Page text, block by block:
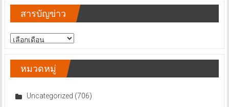
สารบัญข่าว
สารบัญ
ข่าว
หมวดหมู่
Uncategorized (706)